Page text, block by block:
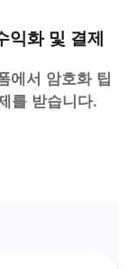
익화 및 결제
에서 암호화 팁
를 받습니다.